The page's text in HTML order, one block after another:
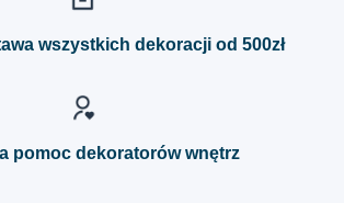
na
wszystkich dekoracji od 500zł
pomoc dekoratorów wnętrz